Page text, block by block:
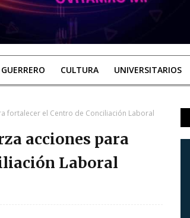
GUERRERO CULTURA UNIVERSITARIOS
fortalecer el Centro de Conciliación Laboral
acciones para
Laboral